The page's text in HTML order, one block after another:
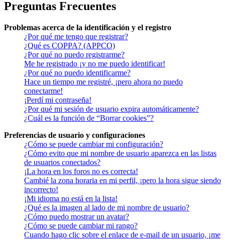
Preguntas Frecuentes
Problemas acerca de la identificación y el registro
¿Por qué me tengo que registrar?
¿Qué es COPPA? (APPCO)
¿Por qué no puedo registrarme?
Me he registrado ¡y no me puedo identificar!
¿Por qué no puedo identificarme?
Hace un tiempo me registré, ¡pero ahora no puedo
conectarme!
¡Perdí mi contraseña!
¿Por qué mi sesión de usuario expira automáticamente?
¿Cuál es la función de “Borrar cookies”?
Preferencias de usuario y configuraciones
¿Cómo se puede cambiar mi configuración?
¿Cómo evito que mi nombre de usuario aparezca en las listas
de usuarios conectados?
¡La hora en los foros no es correcta!
Cambié la zona horaria en mi perfil, ¡pero la hora sigue siendo
incorrecto!
¡Mi idioma no está en la lista!
¿Qué es la imagen al lado de mi nombre de usuario?
¿Cómo puedo mostrar un avatar?
¿Cómo se puede cambiar mi rango?
Cuando hago clic sobre el enlace de e-mail de un usuario, ¡me